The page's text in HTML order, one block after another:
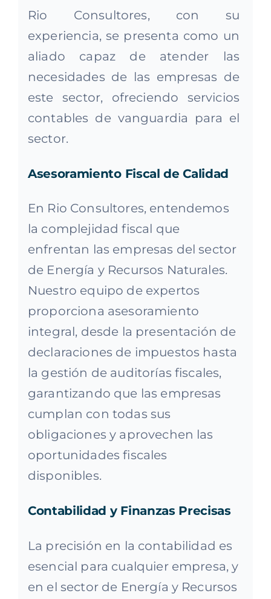
Rio Consultores, con su
experiencia, se presenta como un
aliado capaz de atender las
necesidades de las empresas de
este sector, ofreciendo servicios
contables de vanguardia para el
sector.
Asesoramiento Fiscal de Calidad
En Rio Consultores, entendemos
la complejidad fiscal que
enfrentan las empresas del sector
de Energía y Recursos Naturales.
Nuestro equipo de expertos
proporciona asesoramiento
integral, desde la presentación de
declaraciones de impuestos hasta
la gestión de auditorías fiscales,
garantizando que las empresas
cumplan con todas sus
obligaciones y aprovechen las
oportunidades fiscales
disponibles.
Contabilidad y Finanzas Precisas
La precisión en la contabilidad es
esencial para cualquier empresa, y
en el sector de Energía y Recursos